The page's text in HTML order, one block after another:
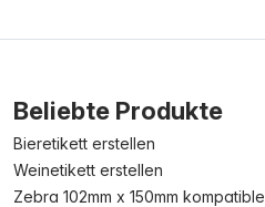
Beliebte Produkte
Bieretikett erstellen
Weinetikett erstellen
Zebra 102mm x 150mm kompatible